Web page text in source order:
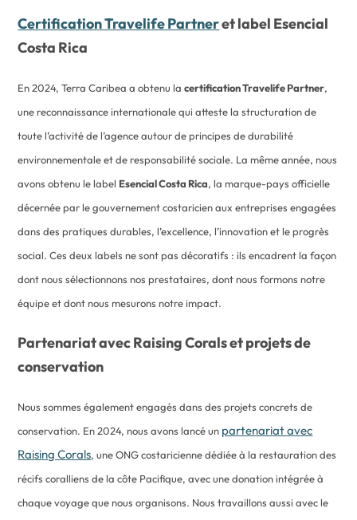
Certification Travelife Partneret label Esencial
Costa Rica
En 2024, Terra Caribea a obtenu lacertification Travelife Partner,
une reconnaissance internationale qui atteste la structuration de
toute l’activité de l’agence autour de principes de durabilité
environnementale et de responsabilité sociale. La même année, nous
avons obtenu le label Esencial Costa Rica, la marque-pays officielle
décernée par le gouvernement costaricien aux entreprises engagées
dans des pratiques durables, l’excellence, l’innovation et le progrès
social. Ces deux labels ne sont pas décoratifs : ils encadrent la façon
dont nous sélectionnons nos prestataires, dont nous formons notre
équipe et dont nous mesurons notre impact.
Partenariat avec Raising Corals et projets de
conservation
Nous sommes également engagés dans des projets concrets de
conservation. En 2024, nous avons lancé un partenariat avec
Raising Corals, une ONG costaricienne dédiée à la restauration des
récifs coralliens de la côte Pacifique, avec une donation intégrée à
chaque voyage que nous organisons. Nous travaillons aussi avec le